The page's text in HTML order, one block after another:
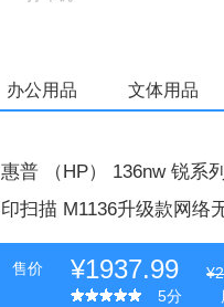
办公用品 文体用品
惠普 （HP） 136nw 锐系
印扫描 M1136升级款网络
售价 ¥1937.99
5分